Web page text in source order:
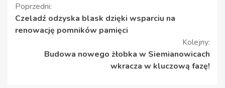
Kontynuuj
czytanie
Poprzedni:
Czeladź odzyska blask dzięki wsparciu na
renowację pomników pamięci
Kolejny:
Budowa nowego żłobka w Siemianowicach
wkracza w kluczową fazę!